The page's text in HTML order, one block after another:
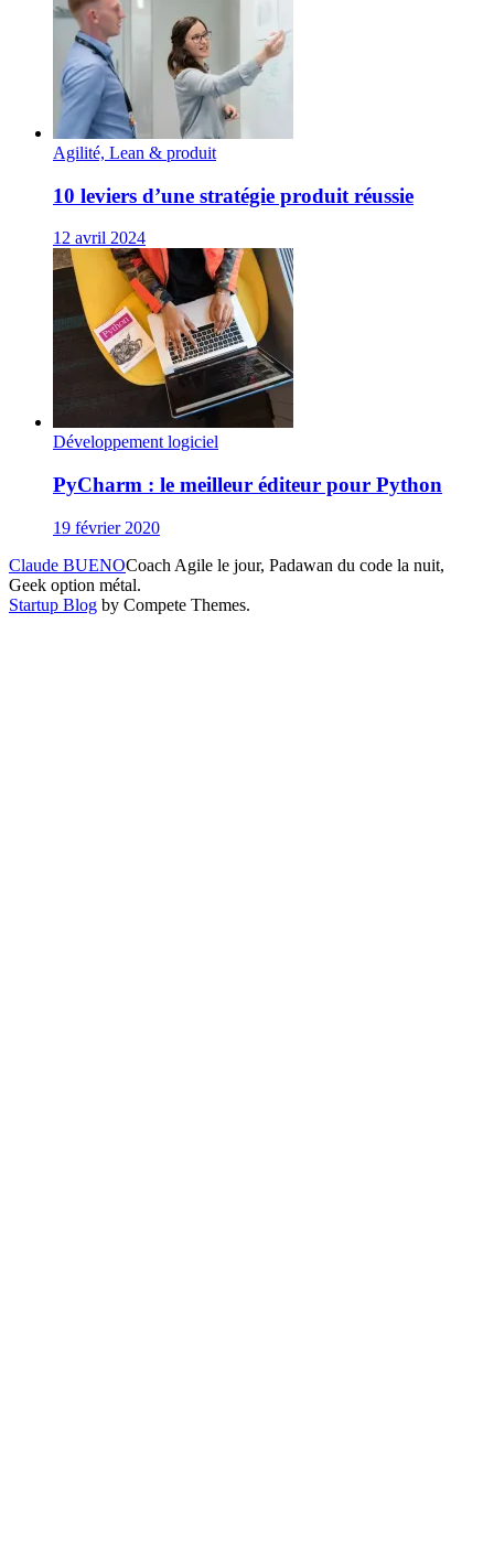
Agilité, Lean & produit
10 leviers d’une stratégie produit réussie
12 avril 2024
Développement logiciel
PyCharm : le meilleur éditeur pour Python
19 février 2020
Claude BUENOCoach Agile le jour, Padawan du code la nuit,
Geek option métal.
Startup Blog by Compete Themes.